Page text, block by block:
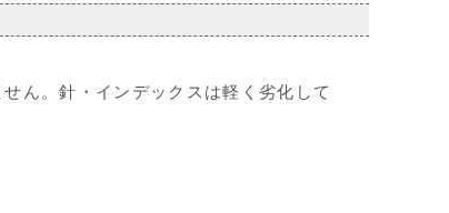
ん。針・インデックスは軽く劣化して